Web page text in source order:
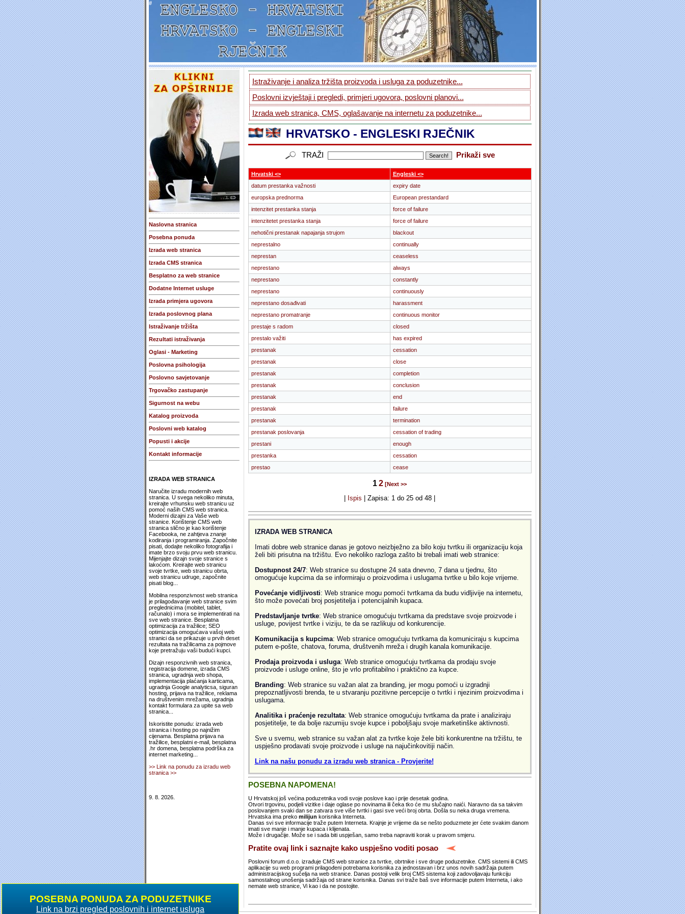
#
Naslovna stranica
Posebna ponuda
Izrada web stranica
Izrada CMS stranica
Besplatno za web stranice
Dodatne Internet usluge
Izrada primjera ugovora
Izrada poslovnog plana
Istraživanje tržišta
Rezultati istraživanja
Oglasi - Marketing
Poslovna psihologija
Poslovno savjetovanje
Trgovačko zastupanje
Sigurnost na webu
Katalog proizvoda
Poslovni web katalog
Popusti i akcije
Kontakt informacije
IZRADA WEB STRANICA
Naručite izradu modernih web
stranica. U svega nekoliko minuta,
kreirajte vrhunsku web stranicu uz
pomoć naših CMS web stranica.
Moderni dizajni za Vaše web
stranice. Korištenje CMS web
stranica slično je kao korištenje
Facebooka, ne zahtjeva znanje
kodiranja i programiranja. Započnite
pisati, dodajte nekoliko fotografija i
imate brzo svoju prvu web stranicu.
Mijenjajte dizajn svoje stranice s
lakoćom. Kreirajte web stranicu
svoje tvrtke, web stranicu obrta,
web stranicu udruge, započnite
pisati blog...
Mobilna responzivnost web stranica
je prilagođavanje web stranice svim
preglednicima (mobitel, tablet,
računalo) i mora se implementirati na
sve web stranice. Besplatna
optimizacija za tražilice; SEO
optimizacija omogućava vašoj web
stranici da se prikazuje u prvih deset
rezultata na tražilicama za pojmove
koje pretražuju vaši budući kupci.
Dizajn responzivnih web stranica,
registracija domene, izrada CMS
stranica, ugradnja web shopa,
implementacija plaćanja karticama,
ugradnja Google analyticsa, siguran
hosting, prijava na tražilice, reklama
na društvenim mrežama, ugradnja
kontakt formulara za upite sa web
stranica...
Iskoristite ponudu: izrada web
stranica i hosting po najnižim
cijenama. Besplatna prijava na
tražilice, besplatni e-mail, besplatna
.hr domena, besplatna podrška za
internet marketing...
>> Link na ponudu za izradu web
stranica >>
9. 8. 2026.
POSEBNA PONUDA ZA PODUZETNIKE
Link na brzi pregled poslovnih i internet usluga
Istraživanje i analiza tržišta proizvoda i usluga za poduzetnike...
Poslovni izvještaji i pregledi, primjeri ugovora, poslovni planovi...
Izrada web stranica, CMS, oglašavanje na internetu za poduzetnike...
HRVATSKO - ENGLESKI RJEČNIK
TRAŽI Prikaži sve
Hrvatski <>
Engleski <>
datum prestanka važnosti
expiry date
europska prednorma
European prestandard
intenzitet prestanka stanja
force of failure
intenzitetet prestanka stanja
force of failure
nehotični prestanak napajanja strujom
blackout
neprestalno
continually
neprestan
ceaseless
neprestano
always
neprestano
constantly
neprestano
continuously
neprestano dosađivati
harassment
neprestano promatranje
continuous monitor
prestaje s radom
closed
prestalo važiti
has expired
prestanak
cessation
prestanak
close
prestanak
completion
prestanak
conclusion
prestanak
end
prestanak
failure
prestanak
termination
prestanak poslovanja
cessation of trading
prestani
enough
prestanka
cessation
prestao
cease
12 [Next >>
Ispis | Zapisa: 1 do 25 od 48 |
IZRADA WEB STRANICA
Imati dobre web stranice danas je gotovo neizbježno za bilo koju tvrtku ili organizaciju koja
želi biti prisutna na tržištu. Evo nekoliko razloga zašto bi trebali imati web stranice:
Dostupnost 24/7: Web stranice su dostupne 24 sata dnevno, 7 dana u tjednu, što
omogućuje kupcima da se informiraju o proizvodima i uslugama tvrtke u bilo koje vrijeme.
Povećanje vidljivosti: Web stranice mogu pomoći tvrtkama da budu vidljivije na internetu,
što može povećati broj posjetitelja i potencijalnih kupaca.
Predstavljanje tvrtke: Web stranice omogućuju tvrtkama da predstave svoje proizvode i
usluge, povijest tvrtke i viziju, te da se razlikuju od konkurencije.
Komunikacija s kupcima: Web stranice omogućuju tvrtkama da komuniciraju s kupcima
putem e-pošte, chatova, foruma, društvenih mreža i drugih kanala komunikacije.
Prodaja proizvoda i usluga: Web stranice omogućuju tvrtkama da prodaju svoje
proizvode i usluge online, što je vrlo profitabilno i praktično za kupce.
Branding: Web stranice su važan alat za branding, jer mogu pomoći u izgradnji
prepoznatljivosti brenda, te u stvaranju pozitivne percepcije o tvrtki i njezinim proizvodima i
uslugama.
Analitika i praćenje rezultata: Web stranice omogućuju tvrtkama da prate i analiziraju
posjetitelje, te da bolje razumiju svoje kupce i poboljšaju svoje marketinške aktivnosti.
Sve u svemu, web stranice su važan alat za tvrtke koje žele biti konkurentne na tržištu, te
uspješno prodavati svoje proizvode i usluge na najučinkovitiji način.
Link na našu ponudu za izradu web stranica - Provjerite!
POSEBNA NAPOMENA!
U Hrvatskoj još većina poduzetnika vodi svoje poslove kao i prije desetak godina.
Otvori trgovinu, podjeli vizitke i daje oglase po novinama ili čeka tko će mu slučajno naići. Naravno da sa takvim
poslovanjem svaki dan se zatvara sve više tvrtki i gasi sve veći broj obrta. Došla su neka druga vremena.
Hrvatska ima preko milijun korisnika Interneta.
Danas svi sve informacije traže putem Interneta. Krajnje je vrijeme da se nešto poduzmete jer ćete svakim danom
imati sve manje i manje kupaca i klijenata.
Može i drugačije. Može se i sada biti uspješan, samo treba napraviti korak u pravom smjeru.
Pratite ovaj link i saznajte kako uspješno voditi posao
Poslovni forum d.o.o. izrađuje CMS web stranice za tvrtke, obrtnike i sve druge poduzetnike. CMS sistemi ili CMS
aplikacije su web programi prilagođeni potrebama korisnika za jednostavan i brz unos novih sadržaja putem
administracijskog sučelja na web stranice. Danas postoji velik broj CMS sistema koji zadovoljavaju funkciju
samostalnog unošenja sadržaja od strane korisnika. Danas svi traže baš sve informacije putem Interneta, i ako
nemate web stranice, Vi kao i da ne postojite.